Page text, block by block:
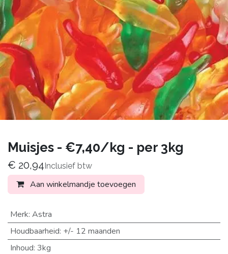
Muisjes - €7,40/kg - per 3kg
€ 20,94Inclusief btw
Aan winkelmandje toevoegen
Merk: Astra
Houdbaarheid: +/- 12 maanden
Inhoud: 3kg